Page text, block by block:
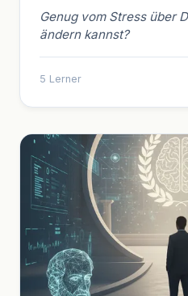
Genug vom Stress über
ändern kannst?
5 Lerner